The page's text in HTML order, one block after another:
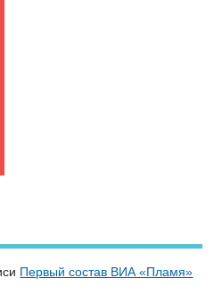
Первый состав ВИА «Пламя»